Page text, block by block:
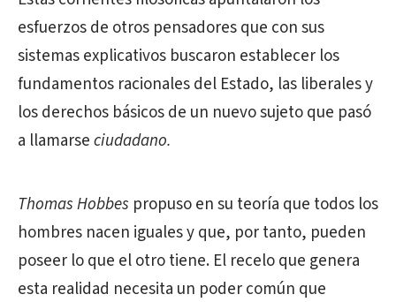
esfuerzos de otros pensadores que con sus
sistemas explicativos buscaron establecer los
fundamentos racionales del Estado, las liberales y
los derechos básicos de un nuevo sujeto que pasó
a llamarseciudadano.
Thomas Hobbes propuso en su teoría que todos los
hombres nacen iguales y que, por tanto, pueden
poseer lo que el otro tiene. El recelo que genera
esta realidad necesita un poder común que